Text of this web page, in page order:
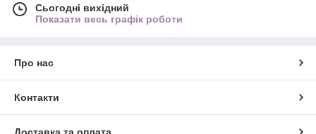
Сьогодні вихідний
Показати весь графік роботи
Про нас
Контакти